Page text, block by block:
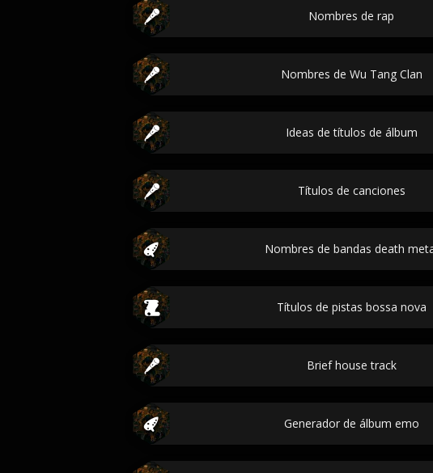
Nombres de rap
Nombres de Wu Tang Clan
Ideas de títulos de álbum
Títulos de canciones
Nombres de bandas death
Títulos de pistas bossa nova
Brief house track
Generador de álbum emo